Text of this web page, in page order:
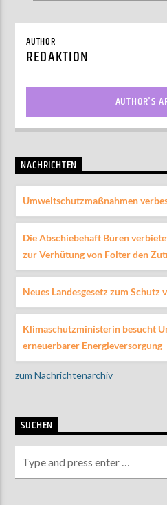
AUTHOR
REDAKTION
AUTHOR'S
NACHRICHTEN
Umweltschutzmaßnahmen
Die Abschiebehaft Büren
zur Verhütung von Folter den
Neues Landesgesetz zum
Klimaschutzministerin besucht
erneuerbarer Energieversorgung
zum Nachrichtenarchiv
SUCHEN